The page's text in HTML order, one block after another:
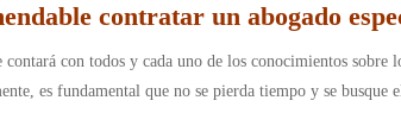
contratar un abogado
con todos y cada uno de los conocimientos
es fundamental que no se pierda tiempo y se busque